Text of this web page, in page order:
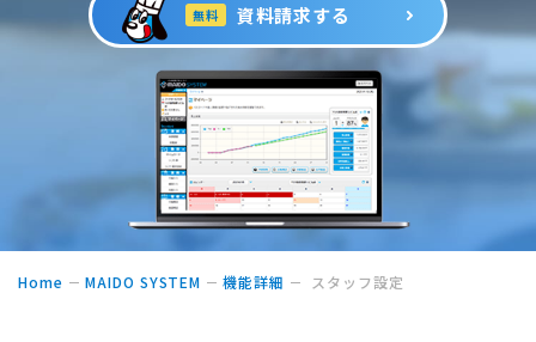
無料 資料請求する
Home MAIDO SYSTEM 機能詳細 スタッフ設定